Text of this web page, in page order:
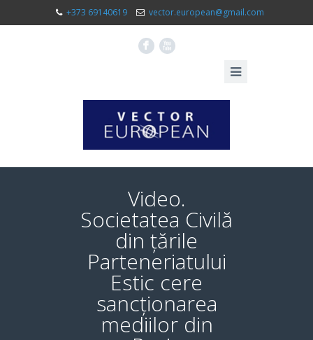
+373 69140619 vector.european@gmail.com
F X
Video.
Societatea Civilă
din țările
Parteneriatului
Estic cere
sancționarea
mediilor din